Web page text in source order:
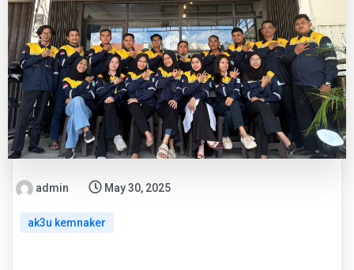
admin May 30, 2025
ak3u kemnaker